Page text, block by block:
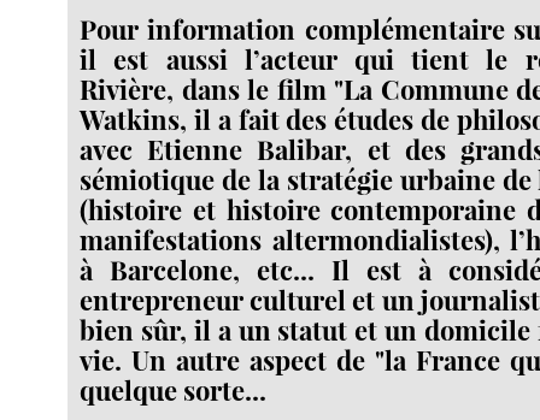
Pour information complémentaire
il est aussi l’acteur qui tient le
Rivière, dans le film "La Commune
Watkins, il a fait des études de
avec Etienne Balibar, et des
sémiotique de la stratégie urbaine de
(histoire et histoire contemporaine
manifestations altermondialistes),
à Barcelone, etc... Il est à
entrepreneur culturel et un
bien sûr, il a un statut et un domicile
vie. Un autre aspect de "la France
quelque sorte...